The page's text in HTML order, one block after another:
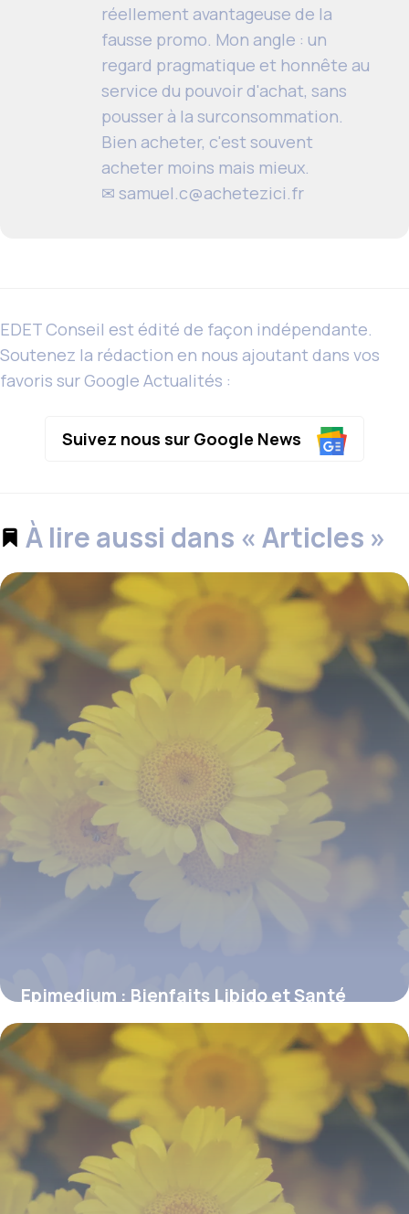
réellement avantageuse de la
fausse promo. Mon angle : un
regard pragmatique et honnête au
service du pouvoir d'achat, sans
pousser à la surconsommation.
Bien acheter, c'est souvent
acheter moins mais mieux.
✉ samuel.c@achetezici.fr
EDET Conseil est édité de façon indépendante.
Soutenez la rédaction en nous ajoutant dans vos
favoris sur Google Actualités :
Suivez nous sur Google News
À lire aussi dans « Articles »
Epimedium : Bienfaits Libido et Santé
11 juillet 2026